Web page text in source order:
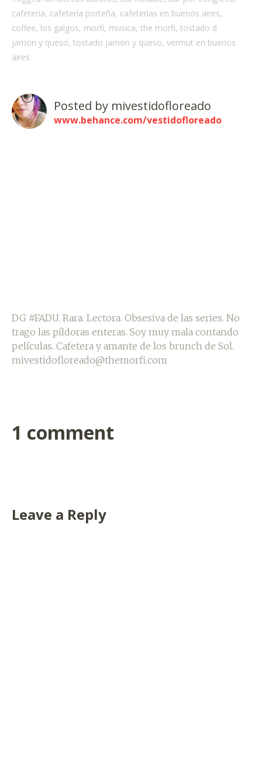
cafeteria, cafetería porteña, cafeterias en buenos aires,
coffee, los galgos, morfi, musica, the morfi, tostado d
jamon y queso, tostado jamon y queso, vermut en buenos
aires
Posted by mivestidofloreado
www.behance.com/vestidofloreado
DG #FADU. Rara. Lectora. Obsesiva de las series. No
trago las píldoras enteras. Soy muy mala contando
películas. Cafetera y amante de los brunch de Sol.
mivestidofloreado@themorfi.com
1 comment
Leave a Reply